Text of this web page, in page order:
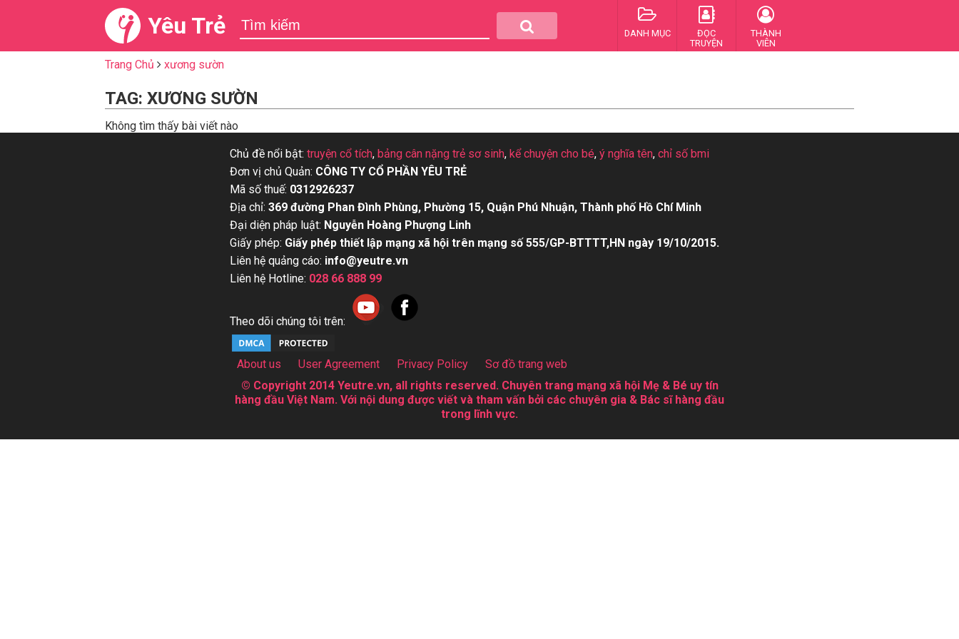
Yêu Trẻ DANH MỤC
ĐỌC
TRUYỆN
THÀNH
VIÊN
Trang Chủ xương sườn
TAG: XƯƠNG SƯỜN
Không tìm thấy bài viết nào
Chủ đề nổi bật: truyện cổ tích, bảng cân nặng trẻ sơ sinh, kể chuyện cho bé, ý nghĩa tên, chỉ số bmi
Đơn vị chủ Quản: CÔNG TY CỔ PHẦN YÊU TRẺ
Mã số thuế: 0312926237
Địa chỉ: 369 đường Phan Đình Phùng, Phường 15, Quận Phú Nhuận, Thành phố Hồ Chí Minh
Đại diện pháp luật: Nguyễn Hoàng Phượng Linh
Giấy phép: Giấy phép thiết lập mạng xã hội trên mạng số 555/GP-BTTTT,HN ngày 19/10/2015.
Liên hệ quảng cáo: info@yeutre.vn
Liên hệ Hotline: 028 66 888 99
Theo dõi chúng tôi trên:
About us User Agreement Privacy Policy
Sơ đồ trang web
© Copyright 2014 Yeutre.vn, all rights reserved. Chuyên trang mạng xã hội Mẹ & Bé uy tín
hàng đầu Việt Nam. Với nội dung được viết và tham vấn bởi các chuyên gia & Bác sĩ hàng đầu
trong lĩnh vực.